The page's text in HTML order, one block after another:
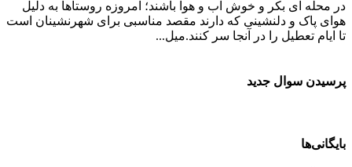
در محله ای بکر و خوش آب و هوا باشند؛ امروزه روستاها به دلیل
هوای پاک و دلنشینی که دارند مقصد مناسبی برای شهرنشینان است
تا ایام تعطیل را در آنجا سر کنند.میل...
پرسیدن سوال جدید
بایگانی‌ها